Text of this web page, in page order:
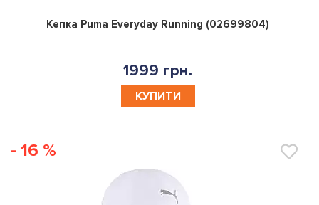
0
Кепка Puma Everyday Running (02699804)
1999 грн.
КУПИТИ
- 16 %